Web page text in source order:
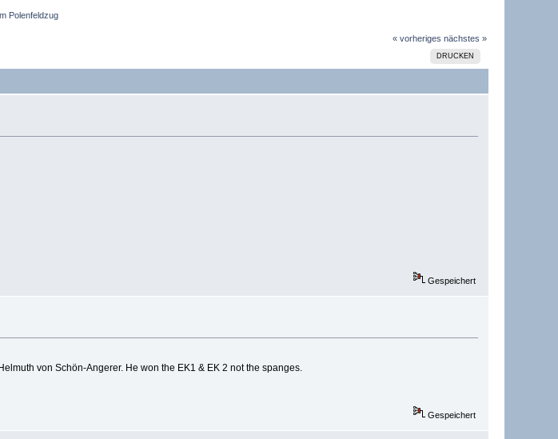
Polenfeldzug
« vorheriges nächstes »
DRUCKEN
Gespeichert
von Schön-Angerer. He won the EK1 & EK 2 not the spanges.
Gespeichert